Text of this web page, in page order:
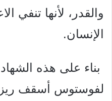
والقدر، لأنها تنفي
الإنسان.
بناء على هذه
لفوستوس أسقف ریز